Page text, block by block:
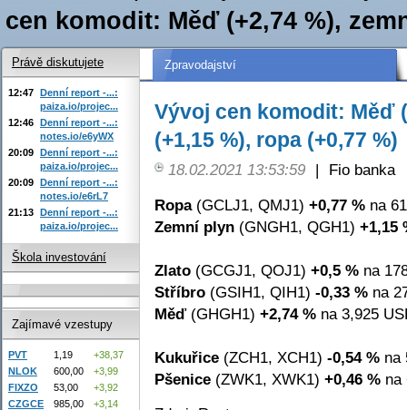
cen komodit: Měď (+2,74 %),
Zpravodajství
Vývoj cen komodit: Měď
(+1,15 %), ropa (+0,77 %)
18.02.2021 13:53:59 |
Fio banka
Ropa(GCLJ1, QMJ1) +0,77 % na
Zemní plyn (GNGH1, QGH1) +1,15
Zlato (GCGJ1, QOJ1) +0,5 % na
Stříbro (GSIH1, QIH1) -0,33 % na
Měď(GHGH1) +2,74 % na 3,925
Kukuřice (ZCH1, XCH1) -0,54 % na
Pšenice (ZWK1, XWK1) +0,46 % na
Právě diskutujete
12:47 Denní report -...:
paiza.io/projec...
12:46 Denní report -...:
notes.io/e6yWX
20:09 Denní report -...:
paiza.io/projec...
20:09 Denní report -...:
notes.io/e6rL7
21:13 Denní report -...:
paiza.io/projec...
Škola investování
Zajímavé vzestupy
PVT 1,19
+38,37
NLOK
600,00
+3,99
FIXZO
53,00
+3,92
CZGCE
985,00
+3,14